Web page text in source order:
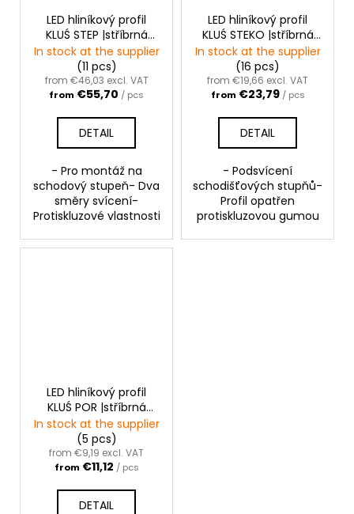
LED hliníkový profil
KLUŚ STEP |stříbrná
anoda
In stock at the supplier
(11 pcs)
from €46,03 excl. VAT
from €55,70 / pcs
DETAIL
- Pro montáž na
schodový stupeň- Dva
směry svícení-
Protiskluzové vlastnosti
LED hliníkový profil
KLUŚ STEKO |stříbrná
anoda
In stock at the supplier
(16 pcs)
from €19,66 excl. VAT
from €23,79 / pcs
DETAIL
- Podsvícení
schodišťových stupňů-
Profil opatřen
protiskluzovou gumou
LED hliníkový profil
KLUŚ POR |stříbrná
anoda
In stock at the supplier
(5 pcs)
from €9,19 excl. VAT
from €11,12 / pcs
DETAIL